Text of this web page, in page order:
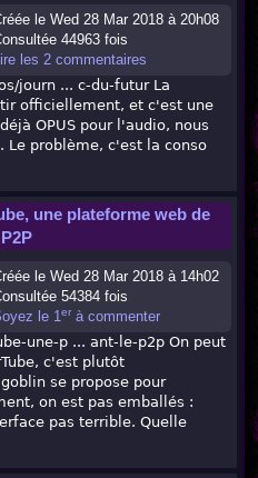
le Wed 28 Mar 2018 à 20h08
44963 fois
les 2 commentaires
journ ... c-du-futur La
officiellement, et c'est une
OPUS pour l'audio, nous
Le problème, c'est la conso
une plateforme web de
le Wed 28 Mar 2018 à 14h02
54384 fois
le 1erà commenter
une-p ... ant-le-p2p On peut
c'est plutôt
se propose pour
on est pas emballés :
pas terrible. Quelle